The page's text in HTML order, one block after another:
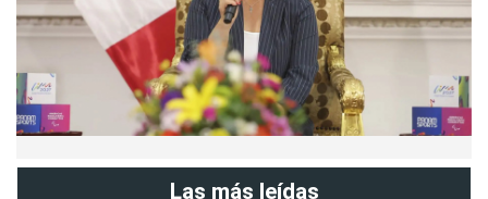
Las más leídas